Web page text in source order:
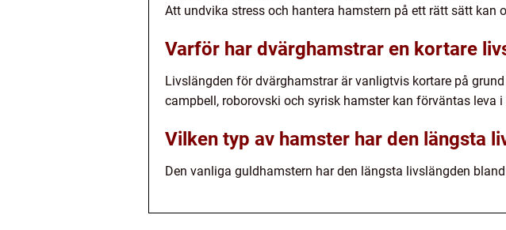
Att undvika stress och hantera hamstern på ett rätt sätt kan
Varför har dvärghamstrar en kortare
Livslängden för dvärghamstrar är vanligtvis kortare på
campbell, roborovski och syrisk hamster kan förväntas leva
Vilken typ av hamster har den längsta
Den vanliga guldhamstern har den längsta livslängden